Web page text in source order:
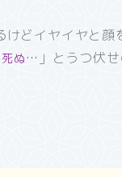
どイヤイヤと顔
ぬ… 」とうつ伏